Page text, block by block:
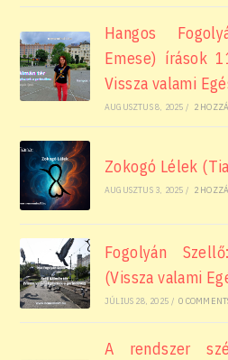
Hangos
Emese) írások
Vissza valami
AUGUSZTUS 8, 2025 / 2
Zokogó Lélek
AUGUSZTUS 3, 2025 / 2
Fogolyán
(Vissza valami
JÚLIUS 28, 2025 / 0
A rendszer